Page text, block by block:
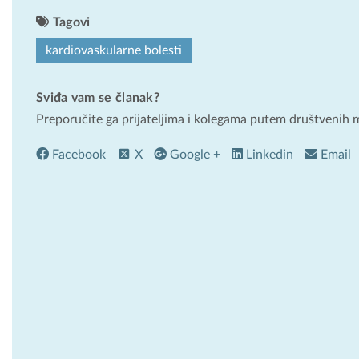
Tagovi
kardiovaskularne bolesti
Sviđa vam se članak?
Preporučite ga prijateljima i kolegama putem društvenih
Facebook X Google + Linkedin Email